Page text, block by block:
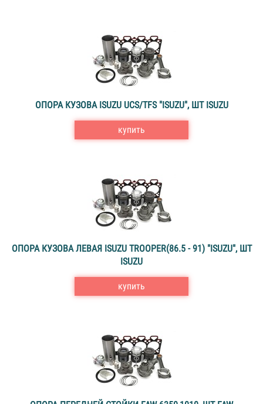
ОПОРА КУЗОВА ISUZU UCS/TFS "ISUZU", ШТ ISUZU
купить
ОПОРА КУЗОВА ЛЕВАЯ ISUZU TROOPER(86.5 - 91) "ISUZU", ШТ
ISUZU
купить